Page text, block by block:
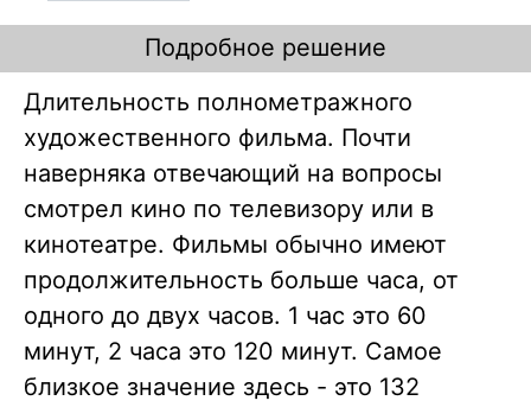
Подробное решение
Длительность полнометражного
художественного фильма. Почти
наверняка отвечающий на вопросы
смотрел кино по телевизору или в
кинотеатре. Фильмы обычно имеют
продолжительность больше часа, от
одного до двух часов. 1 час это 60
минут, 2 часа это 120 минут. Самое
близкое значение здесь - это 132